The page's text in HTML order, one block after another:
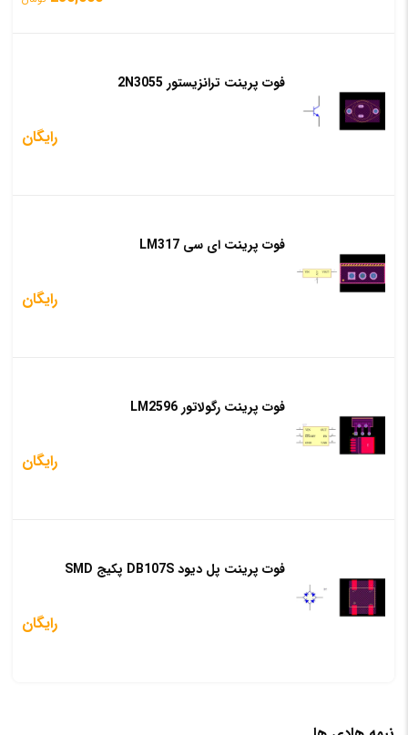
فوت پرینت ترانزیستور 2N3055
رایگان
فوت پرینت ای سی LM317
رایگان
فوت پرینت رگولاتور LM2596
رایگان
فوت پرینت پل دیود DB107S پکیج SMD
رایگان